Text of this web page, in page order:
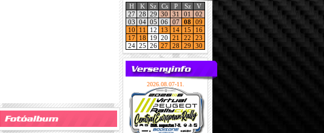
H K Sz Cs P Sz
V
27 28 29 30 31 01
02
03 04 05 06 07 08 09
10
11 12 13 14 15
16
17
18 19 20 21 22
23
24 25 26 27 28 29 30
2026.08.07-11.